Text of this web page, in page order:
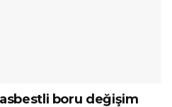
boru değişim